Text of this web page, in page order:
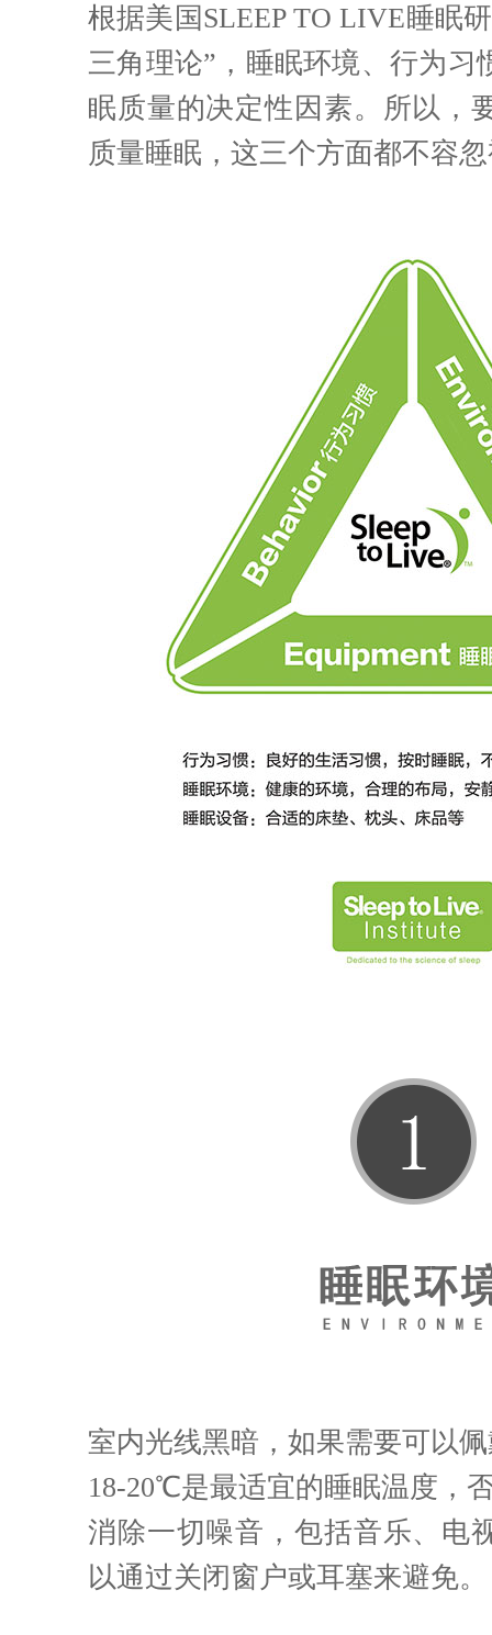
根据美国SLEEP TO LIVE睡眠
三角理论”，睡眠环境、行为习
眠质量的决定性因素。所以，
质量睡眠，这三个方面都不容
室内光线黑暗，如果需要可以
18-20℃是最适宜的睡眠温度，
消除一切噪音，包括音乐、电
以通过关闭窗户或耳塞来避免。